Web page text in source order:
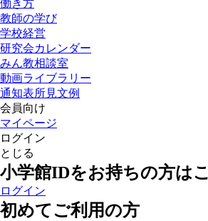
働き方
教師の学び
学校経営
研究会カレンダー
みん教相談室
動画ライブラリー
通知表所見文例
会員向け
マイページ
ログイン
とじる
小学館IDをお持ちの方は
ログイン
初めてご利用の方